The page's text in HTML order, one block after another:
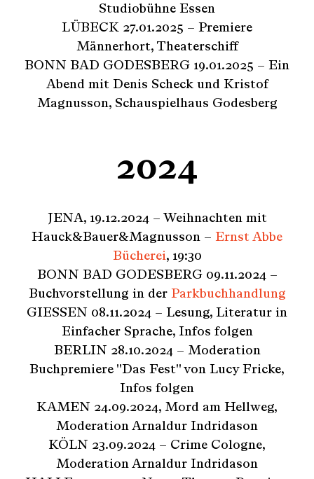
Studiobühne Essen
LÜBECK 27.01.2025 – Premiere
Männerhort, Theaterschiff
BONN BAD GODESBERG 19.01.2025 – Ein
Abend mit Denis Scheck und Kristof
Magnusson, Schauspielhaus Godesberg
2024
JENA, 19.12.2024 – Weihnachten mit
Hauck&Bauer&Magnusson – Ernst Abbe
Bücherei, 19:30
BONN BAD GODESBERG 09.11.2024 –
Buchvorstellung in der Parkbuchhandlung
GIESSEN 08.11.2024 – Lesung, Literatur in
Einfacher Sprache, Infos folgen
BERLIN 28.10.2024 – Moderation
Buchpremiere "Das Fest" von Lucy Fricke,
Infos folgen
KAMEN 24.09.2024, Mord am Hellweg,
Moderation Arnaldur Indridason
KÖLN 23.09.2024 – Crime Cologne,
Moderation Arnaldur Indridason